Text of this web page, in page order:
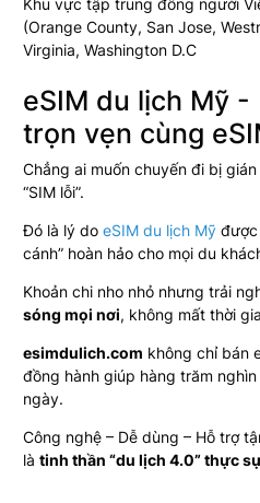
Khu vực tập trung đông người
(Orange County, San Jose,
Virginia, Washington D.C
eSIM du lịch Mỹ
trọn vẹn cùng
Chẳng ai muốn chuyến đi bị
“SIM lỗi”.
Đó là lý do eSIM du lịch Mỹ được
cánh” hoàn hảo cho mọi du
Khoản chi nho nhỏ nhưng trải
sóng mọi nơi, không mất thời
esimdulich.com không chỉ bán
đồng hành giúp hàng trăm
ngày.
Công nghệ – Dễ dùng – Hỗ trợ
là tinh thần “du lịch 4.0” thực